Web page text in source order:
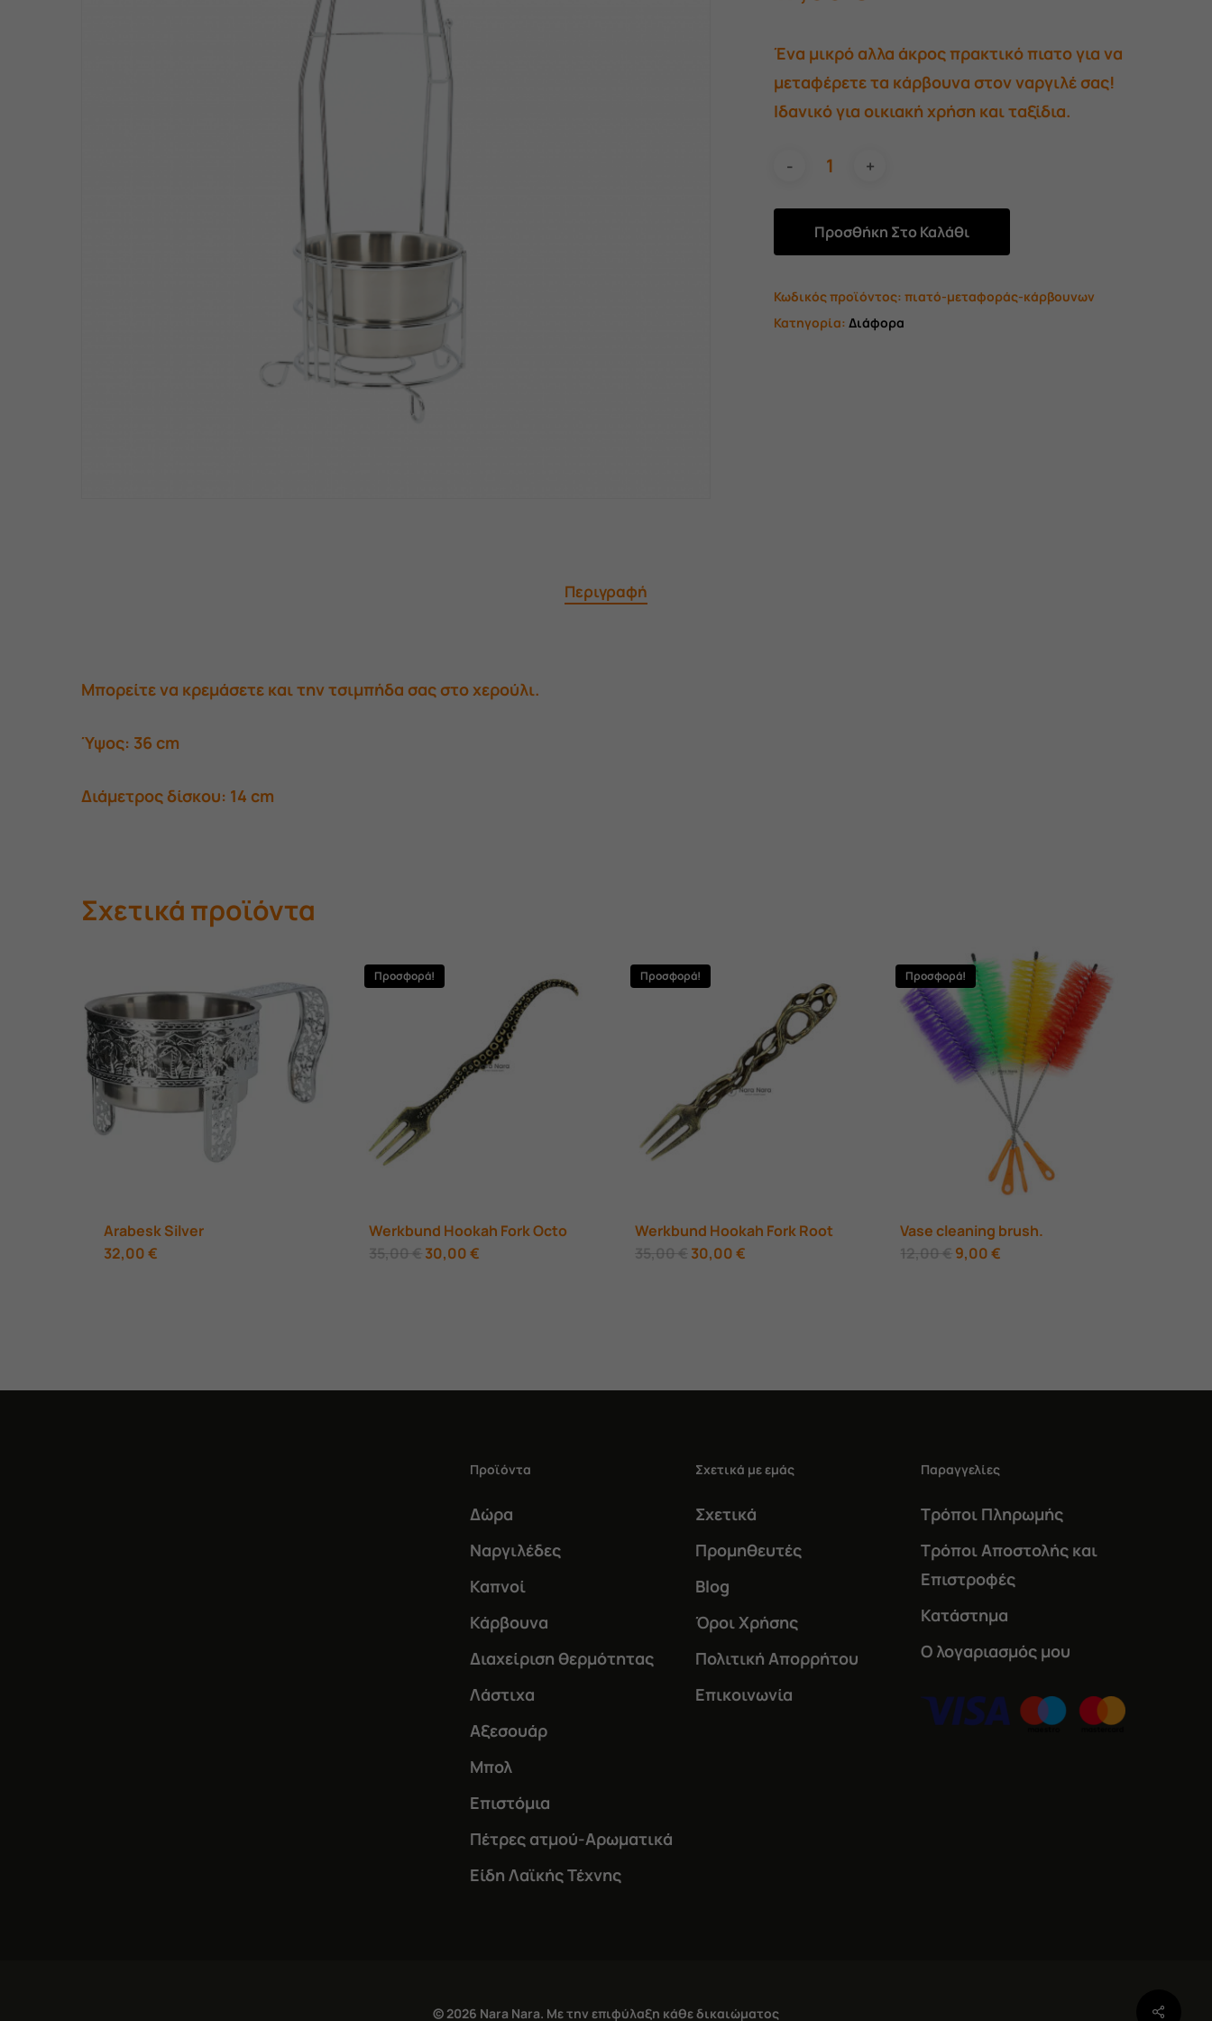
Ένα μικρό αλλα άκρος πρακτικό πιατο για να
μεταφέρετε τα κάρβουνα στον ναργιλέ σας!
Ιδανικό για οικιακή χρήση και ταξίδια.
Προσθήκη Στο Καλάθι
Κωδικός προϊόντος:πιατό-μεταφοράς-κάρβουνων
Κατηγορία:Διάφορα
Περιγραφή
Μπορείτε να κρεμάσετε και την τσιμπήδα σας στο χερούλι.
Ύψος: 36 cm
Διάμετρος δίσκου: 14 cm
Σχετικά προϊόντα
Arabesk Silver
32,00€
Προσφορά!
Werkbund Hookah Fork Octo
35,00 € Original
price
30,00€
Προσφορά!
Werkbund Hookah Fork Root
35,00€ Original
price
30,00€Η
Προσφορά!
Vase cleaning brush.
12,00 € Original
price
9,00€
Share
Προϊόντα
Δώρα
Ναργιλέδες
Καπνοί
Κάρβουνα
Διαχείριση θερμότητας
Λάστιχα
Αξεσουάρ
Μπολ
Επιστόμια
Πέτρες ατμού-Αρωματικά
Είδη Λαϊκής Τέχνης
Σχετικά με εμάς
Σχετικά
Προμηθευτές
Blog
Όροι Χρήσης
Πολιτική Απορρήτου
Επικοινωνία
Παραγγελίες
Τρόποι Πληρωμής
Τρόποι Αποστολής και
Επιστροφές
Κατάστημα
Ο λογαριασμός μου
© 2026 Nara Nara. Με την επιφύλαξη κάθε δικαιώματος